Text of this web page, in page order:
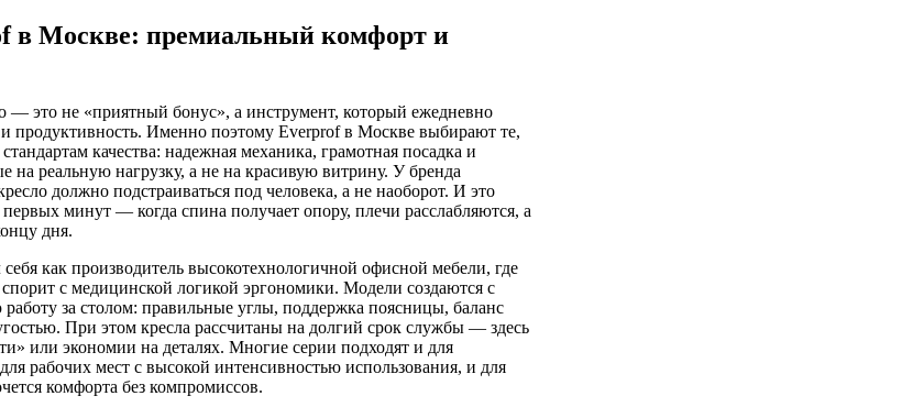
в Москве: премиальный комфорт и
— это не «приятный бонус», а инструмент, который ежедневно
и продуктивность. Именно поэтому Everprof в Москве выбирают те,
качества: надежная механика, грамотная посадка и
на реальную нагрузку, а не на красивую витрину. У бренда
должно подстраиваться под человека, а не наоборот. И это
первых минут — когда спина получает опору, плечи расслабляются, а
дня.
как производитель высокотехнологичной офисной мебели, где
с медицинской логикой эргономики. Модели создаются с
за столом: правильные углы, поддержка поясницы, баланс
При этом кресла рассчитаны на долгий срок службы — здесь
или экономии на деталях. Многие серии подходят и для
рабочих мест с высокой интенсивностью использования, и для
комфорта без компромиссов.